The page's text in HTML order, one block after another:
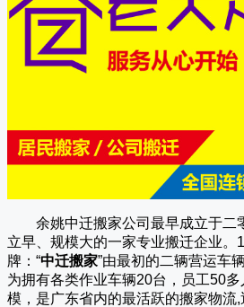
余姚中迁搬家公司 最早成立于二
立早、规模大的一家专业搬迁企业。
牌：“中迁搬家”由最初的二辆营运车
为拥有各类作业车辆20台，员工50
模，是广东省内的最活跃的搬家物流